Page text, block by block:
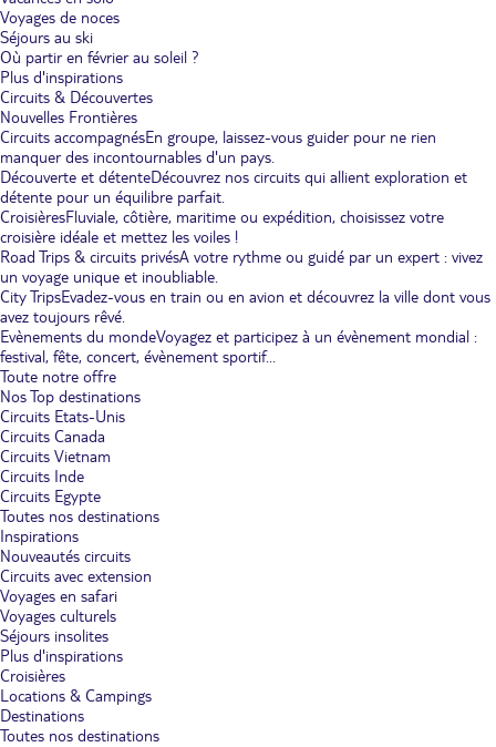
Voyages de noces
Séjours au ski
Où partir en février au soleil ?
Plus d'inspirations
Circuits & Découvertes
Nouvelles Frontières
Circuits accompagnésEn groupe, laissez-vous guider pour ne rien
manquer des incontournables d'un pays.
Découverte et détenteDécouvrez nos circuits qui allient exploration et
détente pour un équilibre parfait.
CroisièresFluviale, côtière, maritime ou expédition, choisissez votre
croisière idéale et mettez les voiles !
Road Trips & circuits privésA votre rythme ou guidé par un expert : vivez
un voyage unique et inoubliable.
City TripsEvadez-vous en train ou en avion et découvrez la ville dont vous
avez toujours rêvé.
Evènements du mondeVoyagez et participez à un évènement mondial :
festival, fête, concert, évènement sportif...
Toute notre offre
Nos Top destinations
Circuits Etats-Unis
Circuits Canada
Circuits Vietnam
Circuits Inde
Circuits Egypte
Toutes nos destinations
Inspirations
Nouveautés circuits
Circuits avec extension
Voyages en safari
Voyages culturels
Séjours insolites
Plus d'inspirations
Croisières
Locations & Campings
Destinations
Toutes nos destinations